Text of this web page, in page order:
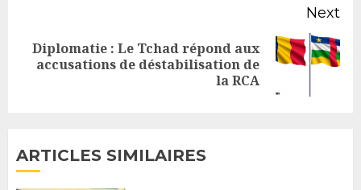
Next
Next
Diplomatie : Le Tchad répond aux
accusations de déstabilisation de
la RCA
ARTICLES SIMILAIRES